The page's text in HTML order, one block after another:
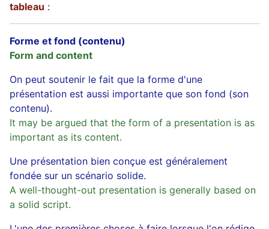
tableau :
Forme et fond (contenu)
Form and content
On peut soutenir le fait que la forme d'une
présentation est aussi importante que son fond (son
contenu).
It may be argued that the form of a presentation is as
important as its content.
Une présentation bien conçue est généralement
fondée sur un scénario solide.
A well-thought-out presentation is generally based on
a solid script.